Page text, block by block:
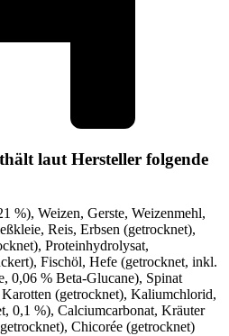
laut Hersteller folgende
%), Weizen, Gerste, Weizenmehl,
Reis, Erbsen (getrocknet),
Proteinhydrolysat,
Fischöl, Hefe (getrocknet, inkl.
0,06 % Beta-Glucane), Spinat
(getrocknet), Kaliumchlorid,
0,1 %), Calciumcarbonat, Kräuter
Chicorée (getrocknet)